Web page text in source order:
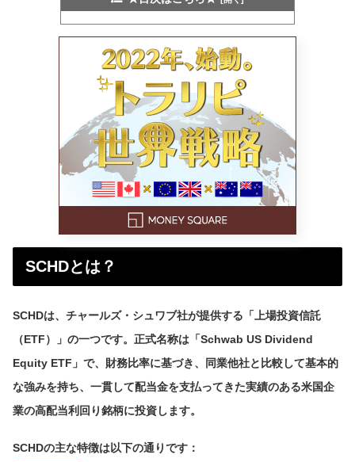
SCHDとは？
SCHDは、チャールズ・シュワブ社が提供する「上場投資信託
（ETF）」の一つです。正式名称は「Schwab US Dividend
Equity ETF」で、財務比率に基づき、同業他社と比較して基本的
な強みを持ち、一貫して配当金を支払ってきた実績のある米国企
業の高配当利回り銘柄に投資します。
SCHDの主な特徴は以下の通りです：